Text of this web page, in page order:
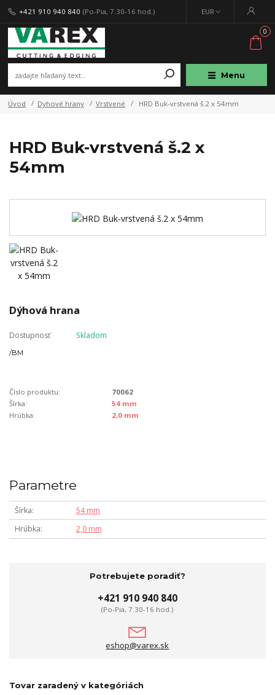
Menu
EUR
+421 910 940 840 (Po-Pia, 7.30-16 hod.)
0
Úvod Dyhové hrany Vrstvené HRD Buk-vrstvená š.2 x 54mm
HRD Buk-vrstvená š.2 x
54mm
Dýhová hrana
Dostupnosť Skladom
/BM
Číslo produktu:
70062
Šírka:
54 mm
Hrúbka:
2,0 mm
Parametre
Šírka
54 mm
Hrúbka
2,0 mm
Potrebujete poradiť?
+421 910 940 840
(Po-Pia, 7.30-16 hod.)
eshop@varex.sk
Tovar zaradený v kategóriách